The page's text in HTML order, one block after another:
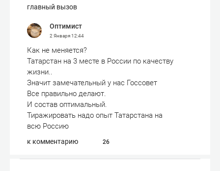
главный вызов
Оптимист
2 Января12:44
Как не меняется?
Татарстан на 3 месте в России по качеству
жизни..
Значит замечательный у нас Госсовет
Все правильно делают.
И состав оптимальный.
Тиражировать надо опыт Татарстана на
всю Россию
к комментарию 26